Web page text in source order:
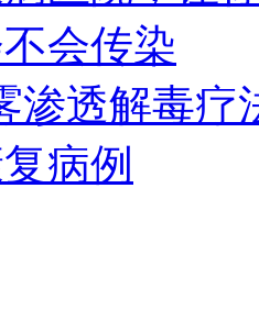
会传染
渗透解毒疗
病例